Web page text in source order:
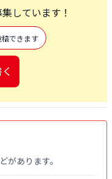
しています！
できます
があります。